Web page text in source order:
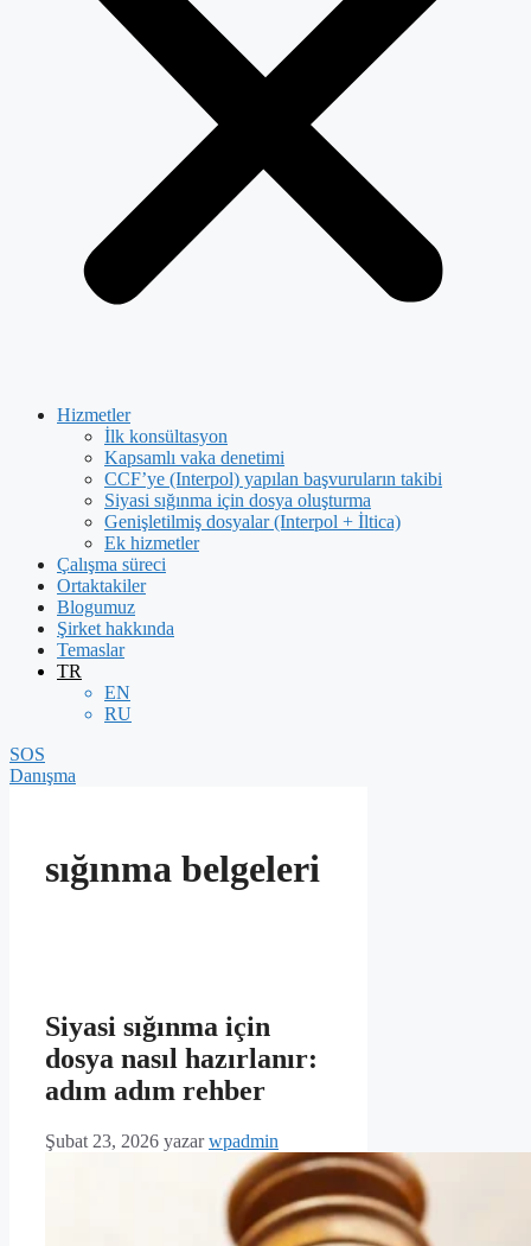
Hizmetler
İlk konsültasyon
Kapsamlı vaka denetimi
CCF’ye (Interpol) yapılan başvuruların takibi
Siyasi sığınma için dosya oluşturma
Genişletilmiş dosyalar (Interpol + İltica)
Ek hizmetler
Çalışma süreci
Ortaktakiler
Blogumuz
Şirket hakkında
Temaslar
TR
EN
RU
SOS
Danışma
sığınma belgeleri
Siyasi sığınma için
dosya nasıl hazırlanır:
adım adım rehber
Şubat 23, 2026 yazarwpadmin